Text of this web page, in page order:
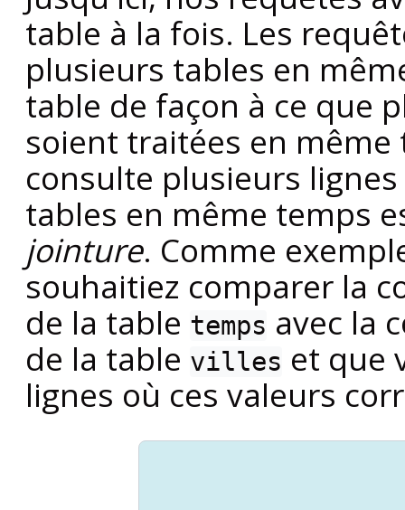
table à la fois. Les
plusieurs tables en
table de façon à ce que
soient traitées en
consulte plusieurs
tables en même temps
jointure. Comme
souhaitiez comparer la
de la table temps avec la
de la table villes et que
lignes où ces valeurs